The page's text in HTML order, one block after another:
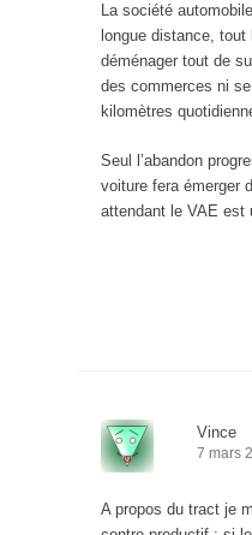
La société
longue distance,
déménager tout de
des commerces ni
kilomètres
Seul l’abandon
voiture fera émerger
attendant le VAE est
Vince
7 mars
A propos du tract je